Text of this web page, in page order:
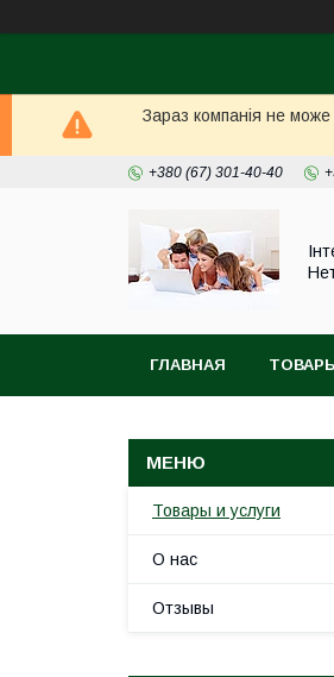
Зараз компанія не
+380 (67) 301-40-40
ГЛАВНАЯ
Товары и услуги
О нас
Отзывы